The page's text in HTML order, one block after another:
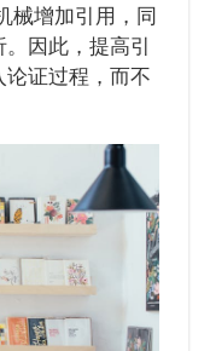
械增加引用，同
因此，提高引
证过程，而不